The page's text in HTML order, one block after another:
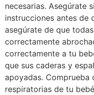
necesarias. Asegúrate
instrucciones antes de
asegúrate de que
correctamente
correctamente a tu
que sus caderas y
apoyadas. Comprueba
respiratorias de tu